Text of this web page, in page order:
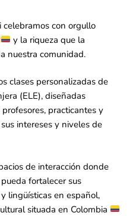
celebramos con orgullo
y la riqueza que la
nuestra comunidad.
clases personalizadas de
(ELE), diseñadas
practicantes y
intereses y niveles de
de interacción donde
fortalecer sus
lingüísticas en español,
situada en Colombia